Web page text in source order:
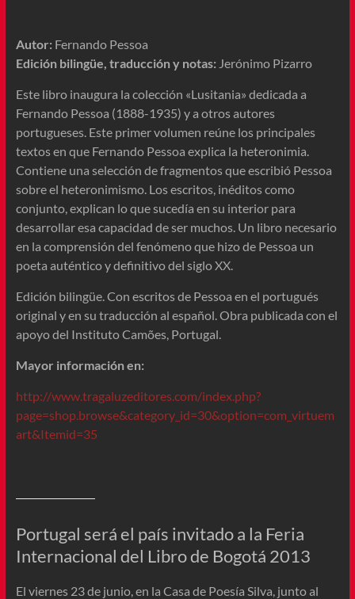
Autor: Fernando Pessoa
Edición bilingüe, traducción y notas: Jerónimo Pizarro
Este libro inaugura la colección «Lusitania» dedicada a
Fernando Pessoa (1888-1935) y a otros autores
portugueses. Este primer volumen reúne los principales
textos en que Fernando Pessoa explica la heteronimia.
Contiene una selección de fragmentos que escribió Pessoa
sobre el heteronimismo. Los escritos, inéditos como
conjunto, explican lo que sucedía en su interior para
desarrollar esa capacidad de ser muchos. Un libro necesario
en la comprensión del fenómeno que hizo de Pessoa un
poeta auténtico y definitivo del siglo XX.
Edición bilingüe. Con escritos de Pessoa en el portugués
original y en su traducción al español. Obra publicada con el
apoyo del Instituto Camões, Portugal.
Mayor información en:
http://www.tragaluzeditores.com/index.php?
page=shop.browse&category_id=30&option=com_virtuem
art&Itemid=35
Portugal será el país invitado a la Feria
Internacional del Libro de Bogotá 2013
El viernes 23 de junio, en la Casa de Poesía Silva, junto al